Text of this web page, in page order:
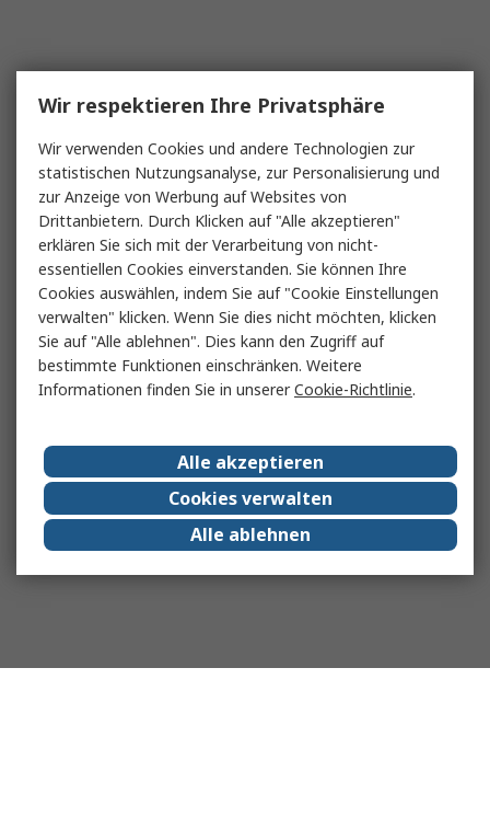
Wir respektieren Ihre Privatsphäre
Wir verwenden Cookies und andere Technologien zur
statistischen Nutzungsanalyse, zur Personalisierung und
zur Anzeige von Werbung auf Websites von
Drittanbietern. Durch Klicken auf "Alle akzeptieren"
erklären Sie sich mit der Verarbeitung von nicht-
essentiellen Cookies einverstanden. Sie können Ihre
Cookies auswählen, indem Sie auf "Cookie Einstellungen
verwalten" klicken. Wenn Sie dies nicht möchten, klicken
Sie auf "Alle ablehnen". Dies kann den Zugriff auf
bestimmte Funktionen einschränken. Weitere
Informationen finden Sie in unsererCookie-Richtlinie.
Alle akzeptieren
Cookies verwalten
Alle ablehnen